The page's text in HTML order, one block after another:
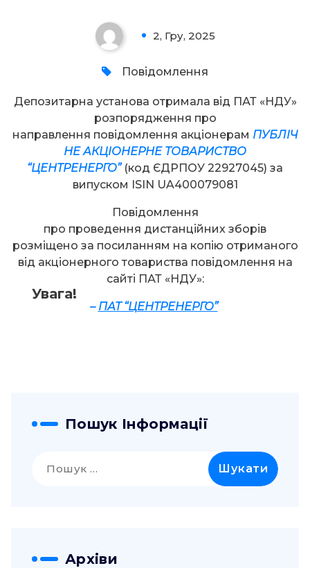
2, Гру, 2025
Повідомлення
Увага!
Депозитарна установа отримала від ПАТ «НДУ»
розпорядження про
направлення повідомлення акціонерам ПУБЛІЧ
НЕ АКЦІОНЕРНЕ ТОВАРИСТВО
“ЦЕНТРЕНЕРГО” (код ЄДРПОУ 22927045) за
випуском ISIN UA400079081
Повідомлення
про проведення дистанційних зборів
розміщено за посиланням на копію отриманого
від акціонерного товариства повідомлення на
сайті ПАТ «НДУ»:
– ПАТ “ЦЕНТРЕНЕРГО”
Пошук Інформації
Архіви